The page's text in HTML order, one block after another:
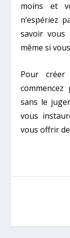
moins et
n’espériez
savoir vous
même si
Pour créer
commencez
sans le
vous
vous offrir